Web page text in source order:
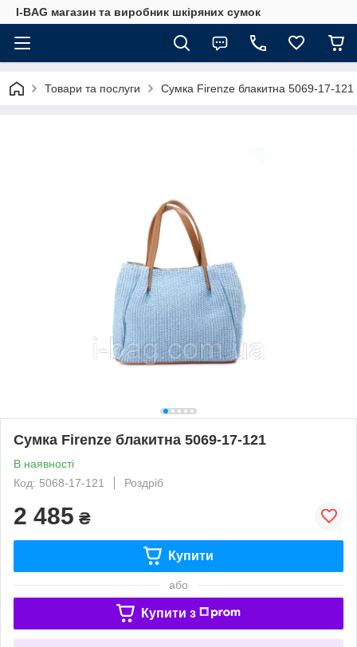
I-BAG магазин та виробник шкіряних сумок
Товари та послуги Сумка Firenze блакитна 5069-17-121
Сумка Firenze блакитна 5069-17-121
В наявності
Код: 5068-17-121
Роздріб
2 485 ₴
Купити
або
Купити з